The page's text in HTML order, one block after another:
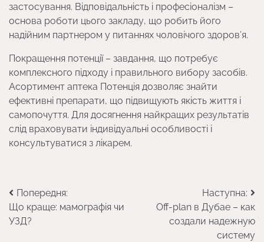
застосування. Відповідальність і професіоналізм –
основа роботи цього закладу, що робить його
надійним партнером у питаннях чоловічого здоров’я.
Покращення потенції – завдання, що потребує
комплексного підходу і правильного вибору засобів.
Асортимент аптека Потенція дозволяє знайти
ефективні препарати, що підвищують якість життя і
самопочуття. Для досягнення найкращих результатів
слід враховувати індивідуальні особливості і
консультуватися з лікарем.
Навігація
записів
Попередня:
Що краще: мамографія чи
УЗД?
Наступна:
Off-plan в Дубае – как
создали надежную
систему